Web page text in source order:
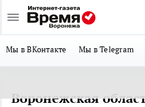
Мы в ВКонтакте Мы в Telegram
Воронежская